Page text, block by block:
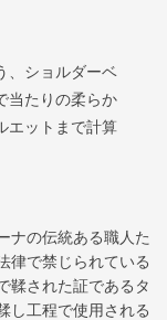
、ショルダーベ
当たりの柔らか
エットまで計算
ナの伝統ある職人た
律で禁じられている
鞣された証であるタ
し工程で使用される